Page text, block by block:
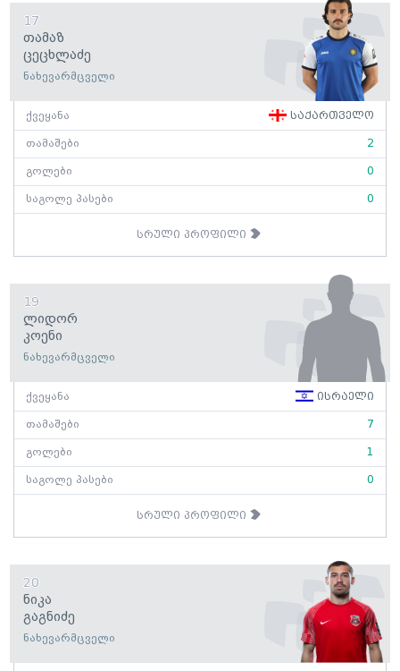
17
Თამაზ
Ცეცხლაძე
ნახევარმცველი
ქვეყანა საქართველო
თამაშები 2
გოლები 0
საგოლე პასები 0
სრული პროფილი
19
Ლიდორ
Კოენი
ნახევარმცველი
ქვეყანა ისრაელი
თამაშები 7
გოლები 1
საგოლე პასები 0
სრული პროფილი
20
Ნიკა
Გაგნიძე
ნახევარმცველი